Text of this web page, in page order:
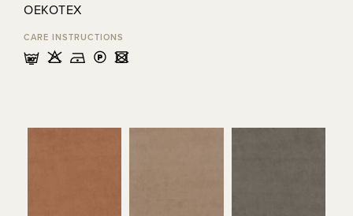
OEKOTEX
CARE INSTRUCTIONS
mHDLU